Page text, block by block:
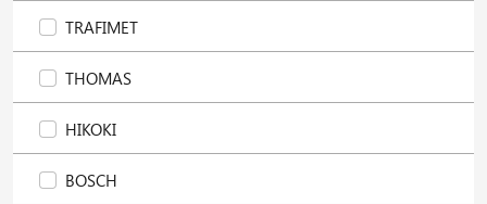
TRAFIMET
THOMAS
HIKOKI
BOSCH